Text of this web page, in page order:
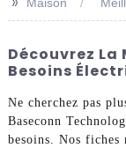
Découvrez La
Besoins
Ne cherchez pas
Baseconn
besoins. Nos fiches